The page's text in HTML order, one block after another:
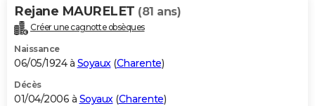
Rejane MAURELET (81 ans)
Créer une cagnotte obsèques
Naissance
06/05/1924 à Soyaux (Charente)
Décès
01/04/2006 à Soyaux (Charente)